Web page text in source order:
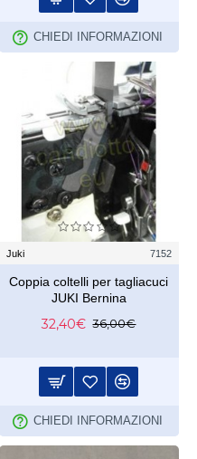
CHIEDI INFORMAZIONI
Juki 7152
Coppia coltelli per tagliacuci
JUKI Bernina
32,40€ 36,00€
CHIEDI INFORMAZIONI